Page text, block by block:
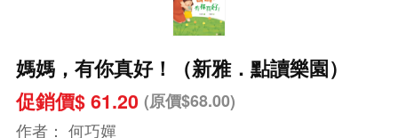
媽媽，有你真好！（新雅．點讀樂園）
促銷價$ 61.20 (原價$68.00)
作者： 何巧嬋